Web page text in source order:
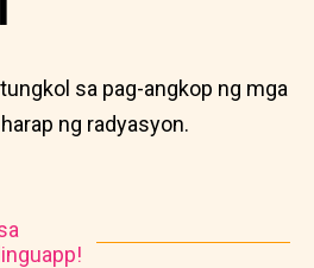
sa pag-angkop ng mga
ng radyasyon.